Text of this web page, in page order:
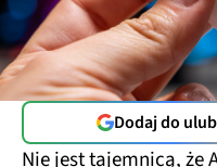
Dodaj do
Nie jest tajemnicą, że